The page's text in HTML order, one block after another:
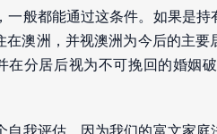
般都能通过这条件。如果是
澳洲，并视澳洲为今后的主
分居后视为不可挽回的婚姻